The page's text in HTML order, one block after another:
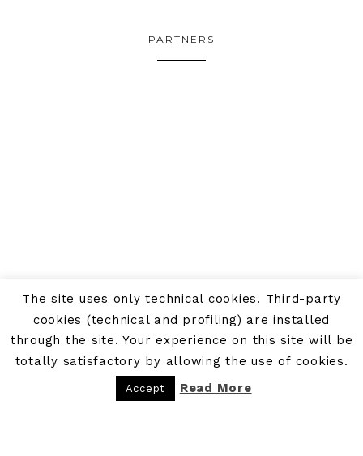
PARTNERS
The site uses only technical cookies. Third-party
cookies (technical and profiling) are installed
through the site. Your experience on this site will be
totally satisfactory by allowing the use of cookies.
Accept Read More